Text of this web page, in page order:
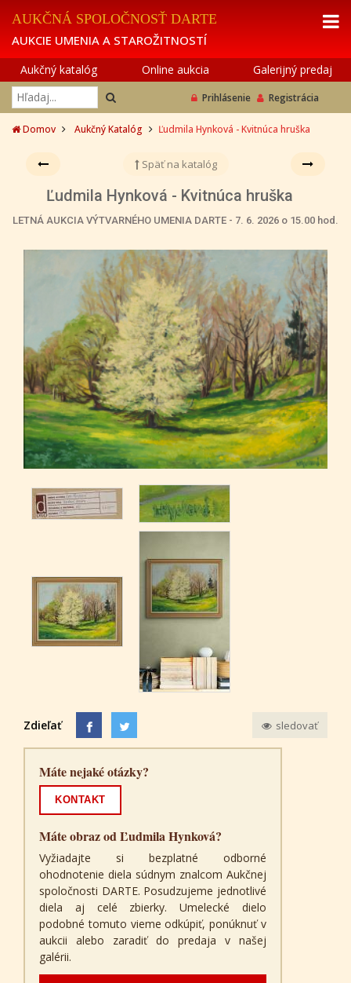
AUKČNÁ SPOLOČNOSŤ DARTE
AUKCIE UMENIA A STAROŽITNOSTÍ
Aukčný katalóg Online aukcia Galerijný predaj
Prihlásenie Registrácia
Domov Aukčný Katalóg Ľudmila Hynková - Kvitnúca hruška
Späť na katalóg
Ľudmila Hynková - Kvitnúca hruška
LETNÁ AUKCIA VÝTVARNÉHO UMENIA DARTE - 7. 6. 2026 o 15.00 hod.
Zdieľať sledovať
Máte nejaké otázky?
KONTAKT
Máte obraz od Ľudmila Hynková?
Vyžiadajte si bezplatné odborné
ohodnotenie diela súdnym znalcom Aukčnej
spoločnosti DARTE. Posudzujeme jednotlivé
diela aj celé zbierky. Umelecké dielo
podobné tomuto vieme odkúpiť, ponúknuť v
aukcii alebo zaradiť do predaja v našej
galérii.